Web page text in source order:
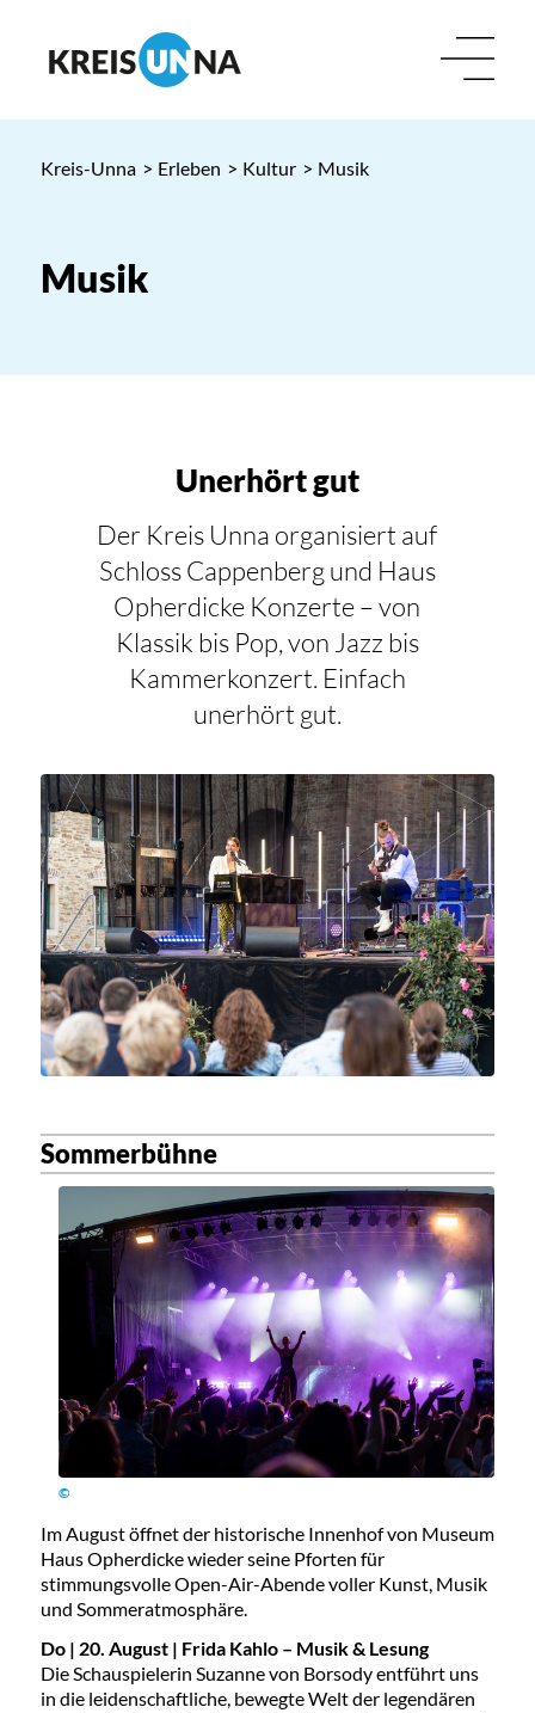
Kreis-Unna > Erleben > Kultur > Musik
Musik
Unerhört gut
Der Kreis Unna organisiert auf
Schloss Cappenberg und Haus
Opherdicke Konzerte – von
Klassik bis Pop, von Jazz bis
Kammerkonzert. Einfach
unerhört gut.
Sommerbühne
©
Im August öffnet der historische Innenhof von Museum
Haus Opherdicke wieder seine Pforten für
stimmungsvolle Open-Air-Abende voller Kunst, Musik
und Sommeratmosphäre.
Do | 20. August | Frida Kahlo – Musik & Lesung
Die Schauspielerin Suzanne von Borsody entführt uns
in die leidenschaftliche, bewegte Welt der legendären